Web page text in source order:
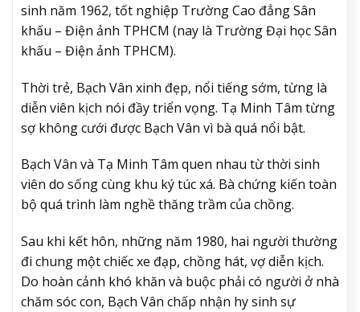
sinh năm 1962, tốt nghiệp Trường Cao đẳng Sân
khấu – Điện ảnh TPHCM (nay là Trường Đại học Sân
khấu – Điện ảnh TPHCM).
Thời trẻ, Bạch Vân xinh đẹp, nổi tiếng sớm, từng là
diễn viên kịch nói đầy triển vọng. Tạ Minh Tâm từng
sợ không cưới được Bạch Vân vì bà quá nổi bật.
Bạch Vân và Tạ Minh Tâm quen nhau từ thời sinh
viên do sống cùng khu ký túc xá. Bà chứng kiến toàn
bộ quá trình làm nghề thăng trầm của chồng.
Sau khi kết hôn, những năm 1980, hai người thường
đi chung một chiếc xe đạp, chồng hát, vợ diễn kịch.
Do hoàn cảnh khó khăn và buộc phải có người ở nhà
chăm sóc con, Bạch Vân chấp nhận hy sinh sự